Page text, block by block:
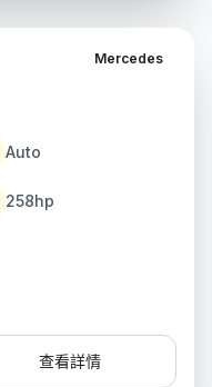
Mercedes
Auto
258hp
查看詳情